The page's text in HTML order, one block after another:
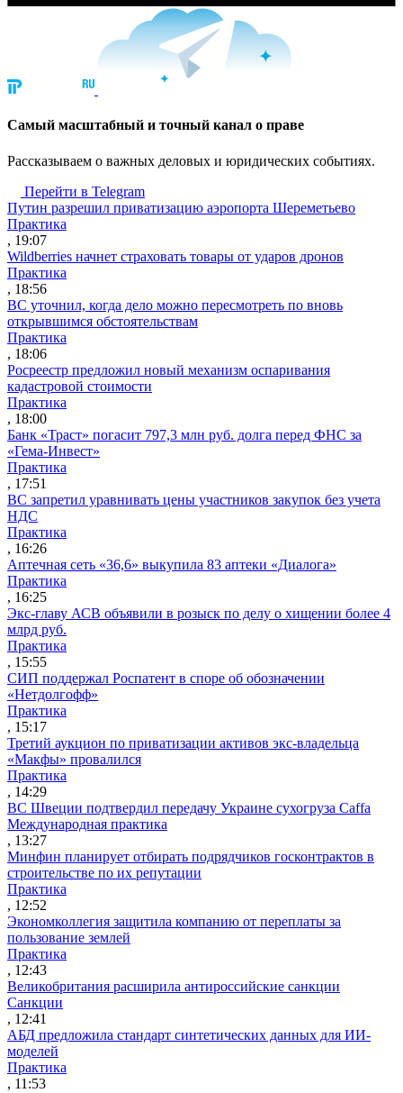
Cамый масштабный и точный канал о праве
Рассказываем о важных деловых и юридических событиях.
Перейти в Telegram
Путин разрешил приватизацию аэропорта Шереметьево
Практика
, 19:07
Wildberries начнет страховать товары от ударов дронов
Практика
, 18:56
ВС уточнил, когда дело можно пересмотреть по вновь
открывшимся обстоятельствам
Практика
, 18:06
Росреестр предложил новый механизм оспаривания
кадастровой стоимости
Практика
, 18:00
Банк «Траст» погасит 797,3 млн руб. долга перед ФНС за
«Гема-Инвест»
Практика
, 17:51
ВС запретил уравнивать цены участников закупок без учета
НДС
Практика
, 16:26
Аптечная сеть «36,6» выкупила 83 аптеки «Диалога»
Практика
, 16:25
Экс-главу АСВ объявили в розыск по делу о хищении более 4
млрд руб.
Практика
, 15:55
СИП поддержал Роспатент в споре об обозначении
«Нетдолгофф»
Практика
, 15:17
Третий аукцион по приватизации активов экс-владельца
«Макфы» провалился
Практика
, 14:29
ВС Швеции подтвердил передачу Украине сухогруза Caffa
Международная практика
, 13:27
Минфин планирует отбирать подрядчиков госконтрактов в
строительстве по их репутации
Практика
, 12:52
Экономколлегия защитила компанию от переплаты за
пользование землей
Практика
, 12:43
Великобритания расширила антироссийские санкции
Санкции
, 12:41
АБД предложила стандарт синтетических данных для ИИ-
моделей
Практика
, 11:53